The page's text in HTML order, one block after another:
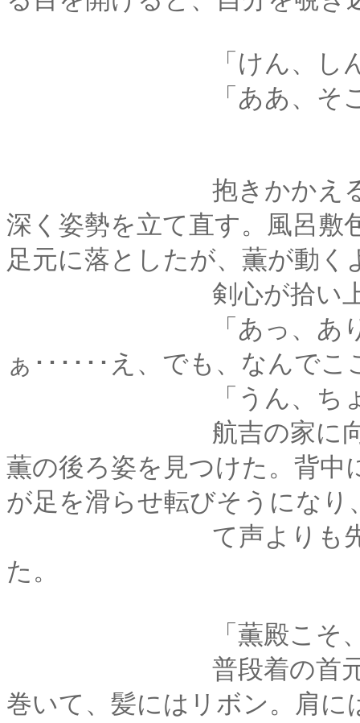
「けん、しんっ･･
「ああ、そこ、滑る
抱きかかえるように
深く姿勢を立て直す。風呂敷
足元に落としたが、薫が動く
剣心が拾い上げ
「あっ、ありがと
ぁ･･････え、でも、なんで
「うん、ちょっと
航吉の家に向かって
薫の後ろ姿を見つけた。背
が足を滑らせ転びそうになり
て声よりも先に、咄
た。
「薫殿こそ、今日は
普段着の首元に暖か
巻いて、髪にはリボン。肩